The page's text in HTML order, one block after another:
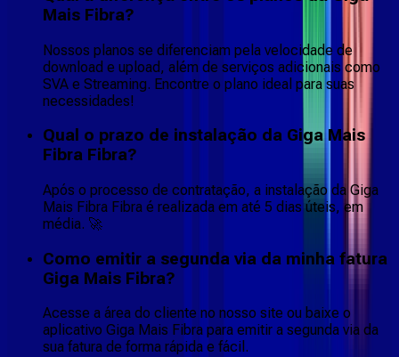
Mais Fibra?
Nossos planos se diferenciam pela velocidade de
download e upload, além de serviços adicionais como
SVA e Streaming. Encontre o plano ideal para suas
necessidades!
Qual o prazo de instalação da Giga Mais
Fibra Fibra?
Após o processo de contratação, a instalação da Giga
Mais Fibra Fibra é realizada em até 5 dias úteis, em
média. 🚀
Como emitir a segunda via da minha fatura
Giga Mais Fibra?
Acesse a área do cliente no nosso site ou baixe o
aplicativo Giga Mais Fibra para emitir a segunda via da
sua fatura de forma rápida e fácil.